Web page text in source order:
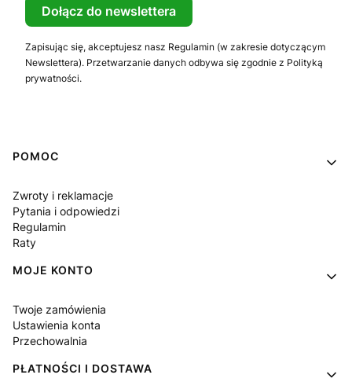
Dołącz do newslettera
Zapisując się, akceptujesz nasz Regulamin (w zakresie dotyczącym
Newslettera). Przetwarzanie danych odbywa się zgodnie z Polityką
prywatności.
Linki w stopce
POMOC
Zwroty i reklamacje
Pytania i odpowiedzi
Regulamin
Raty
MOJE KONTO
Twoje zamówienia
Ustawienia konta
Przechowalnia
PŁATNOŚCI I DOSTAWA